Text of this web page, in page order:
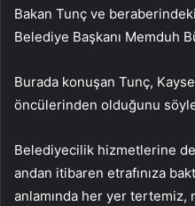
Bakan Tunç ve
Belediye Başkanı Memduh
Burada konuşan Tunç,
öncülerinden olduğunu
Belediyecilik hizmetlerine
andan itibaren etrafınıza
anlamında her yer tertemiz,